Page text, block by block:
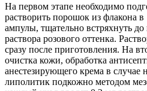
На первом этапе необходимо
растворить порошок из флакона в
ампулы, тщательно встряхнуть
раствора розового оттенка.
сразу после приготовления. На
очистка кожи, обработка
анестезирующего крема в случае
липолитик подкожно методом